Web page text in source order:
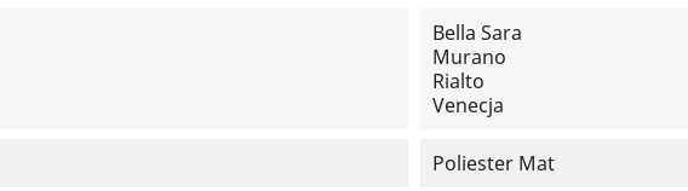
Bella Sara
Murano
Rialto
Venecja
Poliester Mat